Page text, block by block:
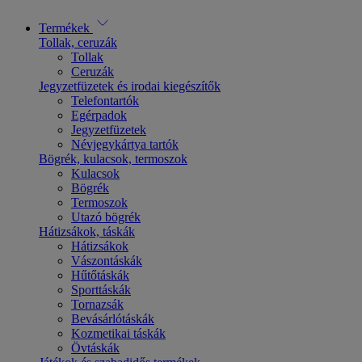
Termékek
Tollak, ceruzák
Tollak
Ceruzák
Jegyzetfüzetek és irodai kiegészítők
Telefontartók
Egérpadok
Jegyzetfüzetek
Névjegykártya tartók
Bögrék, kulacsok, termoszok
Kulacsok
Bögrék
Termoszok
Utazó bögrék
Hátizsákok, táskák
Hátizsákok
Vászontáskák
Hűtőtáskák
Sporttáskák
Tornazsák
Bevásárlótáskák
Kozmetikai táskák
Övtáskák